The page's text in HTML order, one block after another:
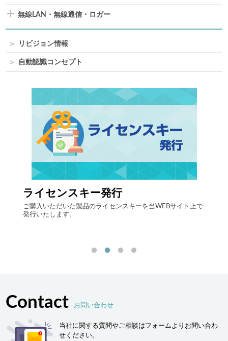
無線LAN・無線通信・ロガー
リビジョン情報
自動認識コンセプト
ライセンスキー発行
ご購入いただいた製品のライセンスキーを当WEBサイト上で
発行いたします。
Contact お問い合わせ
当社に関する質問やご相談はフォームよりお問い合わ
せください。